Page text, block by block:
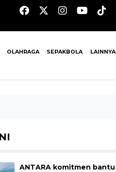
OLAHRAGA SEPAKBOLA LAINNYA
ANTARA komitmen bantu